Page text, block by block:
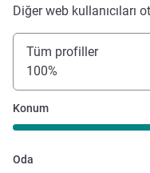
Diğer web kullanıcıları
Tüm profiller
100%
Konum
Oda